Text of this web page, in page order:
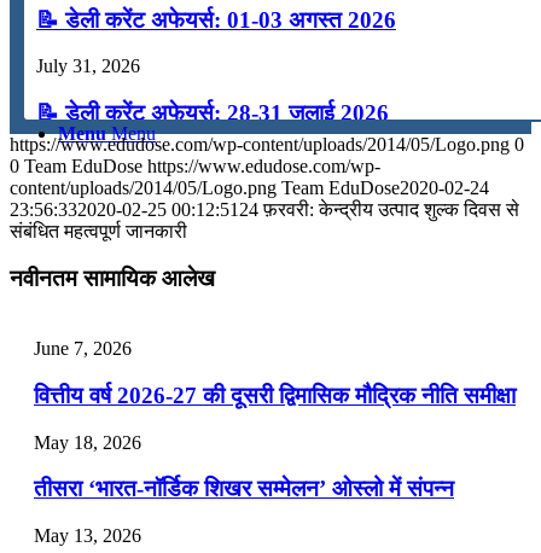
टुडेज जीके
Menu Menu
📝 डेली करेंट अफेयर्स: 01-03 अगस्त 2026
July 31, 2026
📝 डेली करेंट अफेयर्स: 28-31 जुलाई 2026
July 28, 2026
📝 डेली करेंट अफेयर्स: 25-27 जुलाई 2026
July 22, 2026
📝 डेली करेंट अफेयर्स: 19-21 जुलाई 2026
July 19, 2026
📝 डेली करेंट अफेयर्स: 16-18 जुलाई 2026
July 16, 2026
https://www.edudose.com/wp-content/uploads/2014/05/Logo.png 0
0 Team EduDose https://www.edudose.com/wp-
content/uploads/2014/05/Logo.png Team EduDose2020-02-24
23:56:332020-02-25 00:12:51 24 फ़रवरी: केन्द्रीय उत्पाद शुल्क दिवस से
संबंधित महत्वपूर्ण जानकारी
नवीनतम सामायिक आलेख
June 7, 2026
वित्तीय वर्ष 2026-27 की दूसरी द्विमासिक मौद्रिक नीति समीक्षा
May 18, 2026
तीसरा ‘भारत-नॉर्डिक शिखर सम्मेलन’ ओस्लो में संपन्न
May 13, 2026